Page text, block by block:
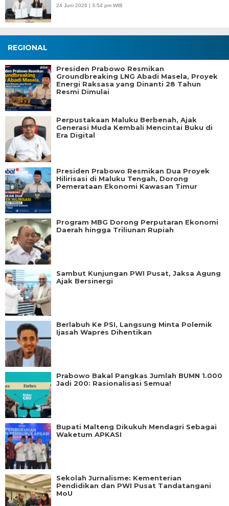
24 Juni 2026 | 3:54 pm WIB
REGIONAL
Presiden Prabowo Resmikan
Groundbreaking LNG Abadi Masela, Proyek
Energi Raksasa yang Dinanti 28 Tahun
Resmi Dimulai
Perpustakaan Maluku Berbenah, Ajak
Generasi Muda Kembali Mencintai Buku di
Era Digital
Presiden Prabowo Resmikan Dua Proyek
Hilirisasi di Maluku Tengah, Dorong
Pemerataan Ekonomi Kawasan Timur
Program MBG Dorong Perputaran Ekonomi
Daerah hingga Triliunan Rupiah
Sambut Kunjungan PWI Pusat, Jaksa Agung
Ajak Bersinergi
Berlabuh Ke PSI, Langsung Minta Polemik
Ijasah Wapres Dihentikan
Prabowo Bakal Pangkas Jumlah BUMN 1.000
Jadi 200: Rasionalisasi Semua!
Bupati Malteng Dikukuh Mendagri Sebagai
Waketum APKASI
Sekolah Jurnalisme: Kementerian
Pendidikan dan PWI Pusat Tandatangani
MoU